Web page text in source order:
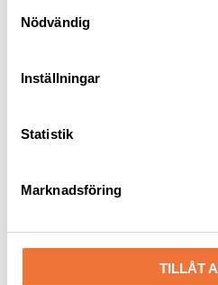
Nödvändig
Inställningar
Statistik
Marknadsföring
TILLÅT
Vildsvin ca 100 g
49kr
Senaste